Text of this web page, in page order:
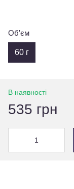
Об'єм
60 г
В наявності
535 грн